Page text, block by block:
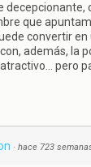
decepcionante,
que
convertir
además, la
pero
· hace 723